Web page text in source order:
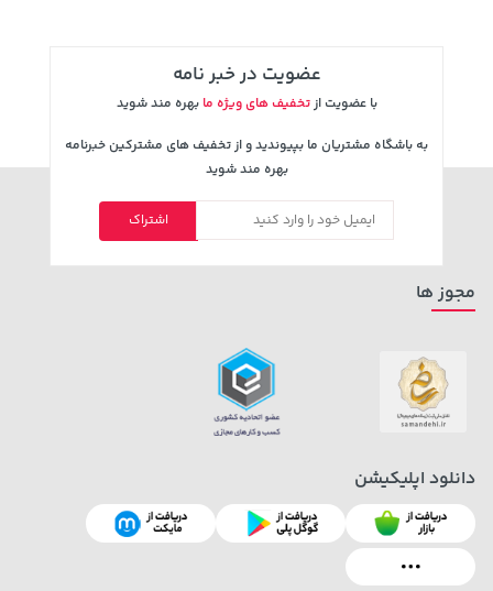
خرید 1,109,000 تومان
27,580,000 تومان خرید
2,679,000 تومان
3,820,000
عضویت در خبر نامه
با عضویت ازتخفیف های ویژه ما بهره مند شوید
به باشگاه مشتریان ما بپیوندید و از تخفیف های مشترکین خبرنامه
بهره مند شوید
اشتراک
مجوز ها
دانلود اپلیکیشن